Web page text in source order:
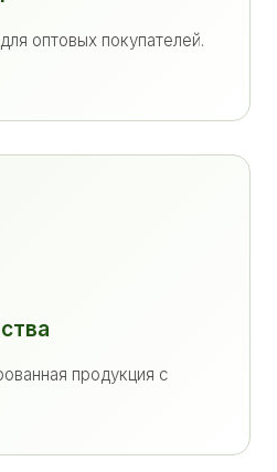
оптовых покупателей.
продукция с